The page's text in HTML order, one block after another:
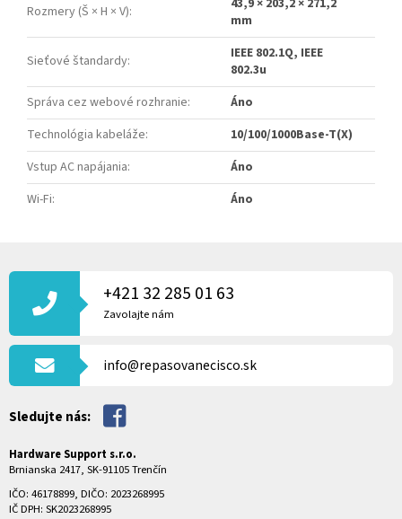
Rozmery (Š × H × V):
43,9 × 203,2 × 271,2
mm
Sieťové štandardy:
IEEE 802.1Q, IEEE
802.3u
Správa cez webové rozhranie:
Áno
Technológia kabeláže:
10/100/1000Base-T(X)
Vstup AC napájania:
Áno
Wi-Fi: Áno
Á
T
+421 32 285 01 63
Zavolajte nám
info@repasovanecisco.sk
Sledujte nás:
Hardware Support s.r.o.
Brnianska 2417, SK-91105 Trenčín
IČO: 46178899, DIČO: 2023268995
IČ DPH: SK2023268995